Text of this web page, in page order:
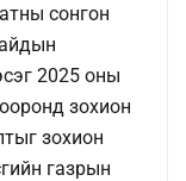
сонгон
2025 оны
зохион
зохион
газрын